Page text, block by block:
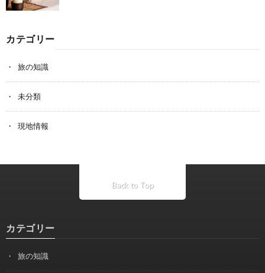
カテゴリー
旅の知識
未分類
現地情報
Back to Top
カテゴリー
旅の知識